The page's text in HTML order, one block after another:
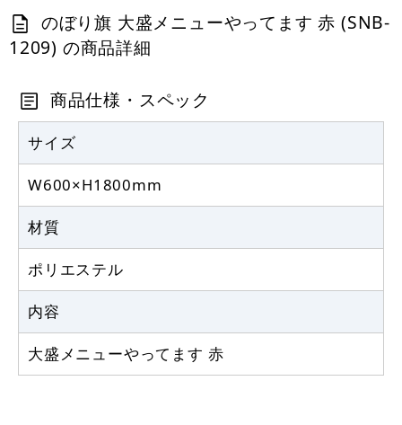
定番のぼり竿 オリジナルのぼりポール
367円 税抜
注水型マルチのぼりスタンド 20L
カゴへ
のぼり旗 大盛メニューやってます 赤 (SNB-
1209) の商品詳細
商品仕様・スペック
サイズ
W600×H1800mm
材質
ポリエステル
内容
大盛メニューやってます 赤